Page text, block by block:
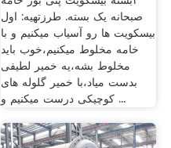
صبحانه یک بسته. طرزتهیه: اول
بیسکویت ها رو آسیاب میکنیم و با
خامه مخلوط میکنیم،خوب باید
مخلوط بشه،یه خمیر لطیفی
بدست میاد،با خمیر گلوله های
کوچیکی درست میکنیم و ...